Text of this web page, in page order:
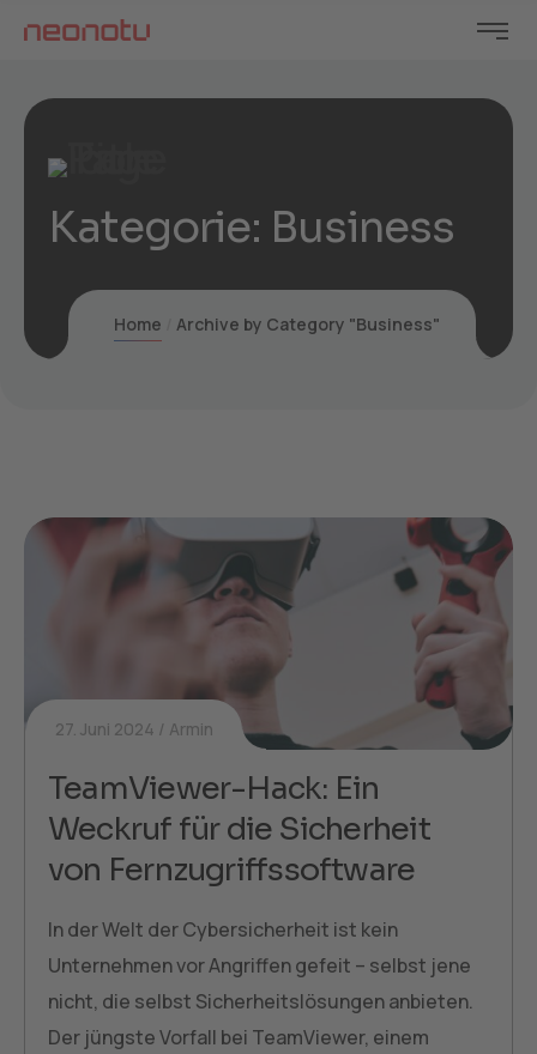
Kategorie: Business
Home Archive by Category "Business"
27. Juni 2024 Armin
TeamViewer-Hack: Ein
Weckruf für die Sicherheit
von Fernzugriffssoftware
In der Welt der Cybersicherheit ist kein
Unternehmen vor Angriffen gefeit – selbst jene
nicht, die selbst Sicherheitslösungen anbieten.
Der jüngste Vorfall bei TeamViewer, einem